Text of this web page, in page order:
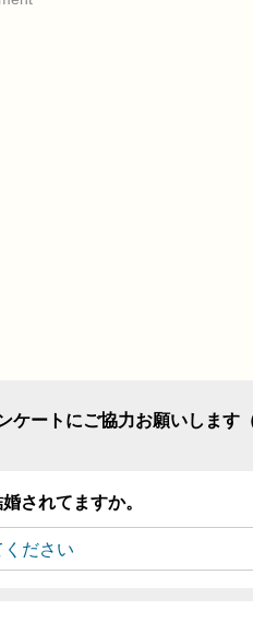
ケートにご協力お願いします
されてますか。